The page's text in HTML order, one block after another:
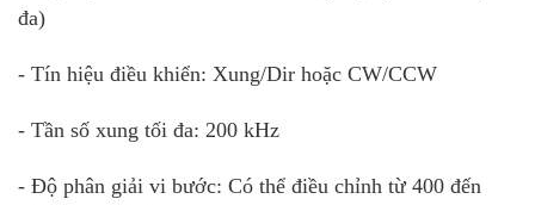
đa)
- Tín hiệu điều khiển: Xung/Dir hoặc CW/CCW
- Tần số xung tối đa: 200 kHz
- Độ phân giải vi bước: Có thể điều chỉnh từ 400 đến